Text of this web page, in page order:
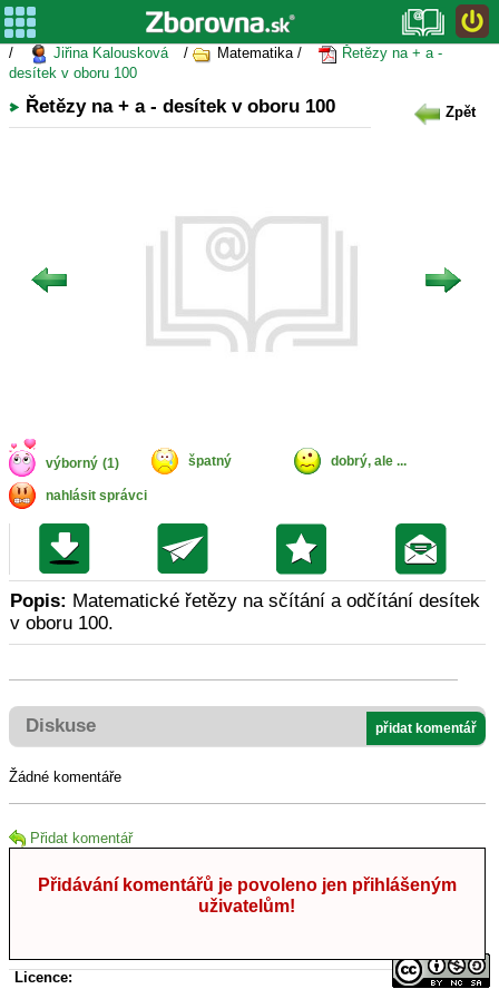
/ Jiřina Kalousková / Matematika /
Řetězy na + a -
desítek v oboru 100
Řetězy na + a - desítek v oboru 100 Zpět
výborný (1) špatný dobrý, ale ...
nahlásit správci
Popis: Matematické řetězy na sčítání a odčítání desítek
v oboru 100.
Diskuse přidat komentář
Žádné komentáře
Přidat komentář
Přidávání komentářů je povoleno jen přihlášeným
uživatelům!
Licence: